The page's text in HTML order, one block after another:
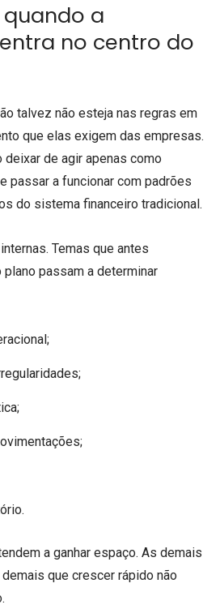
a
no centro do
talvez não esteja nas regras em
que elas exigem das empresas.
deixar de agir apenas como
passar a funcionar com padrões
do sistema financeiro tradicional.
Temas que antes
passam a determinar
a ganhar espaço. As demais
que crescer rápido não